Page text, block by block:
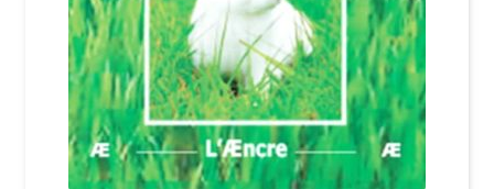
Soutien à Philippe Randa
Suivi de la Commande